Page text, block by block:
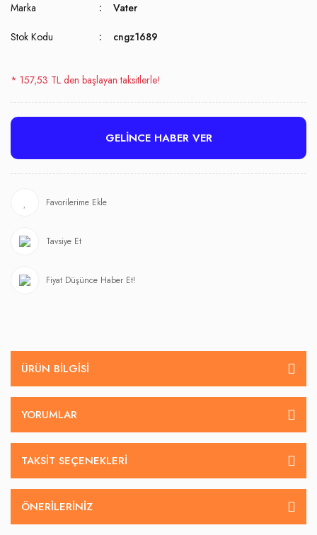
Marka Vater
Stok Kodu cngz1689
* 157,53 TL den başlayan taksitlerle!
GELİNCE HABER VER
Tavsiye Et
Fiyat Düşünce Haber Et!
ÜRÜN BILGISI
YORUMLAR
TAKSIT SEÇENEKLERI
ÖNERILERINIZ